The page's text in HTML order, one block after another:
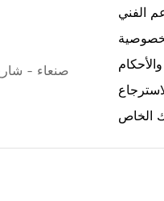
صنعاء -
الفني
الخاص